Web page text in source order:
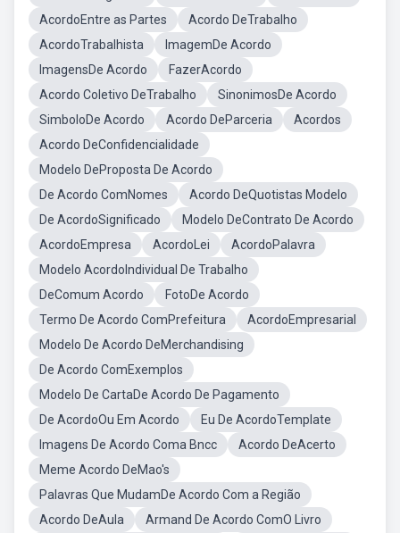
AcordoEntre as Partes
Acordo DeTrabalho
AcordoTrabalhista
ImagemDe Acordo
ImagensDe Acordo
FazerAcordo
Acordo Coletivo DeTrabalho
SinonimosDe Acordo
SimboloDe Acordo
Acordo DeParceria
Acordos
Acordo DeConfidencialidade
Modelo DeProposta De Acordo
De Acordo ComNomes
Acordo DeQuotistas Modelo
De AcordoSignificado
Modelo DeContrato De Acordo
AcordoEmpresa
AcordoLei
AcordoPalavra
Modelo AcordoIndividual De Trabalho
DeComum Acordo
FotoDe Acordo
Termo De Acordo ComPrefeitura
AcordoEmpresarial
Modelo De Acordo DeMerchandising
De Acordo ComExemplos
Modelo De CartaDe Acordo De Pagamento
De AcordoOu Em Acordo
Eu De AcordoTemplate
Imagens De Acordo Coma Bncc
Acordo DeAcerto
Meme Acordo DeMao's
Palavras Que MudamDe Acordo Com a Região
Acordo DeAula
Armand De Acordo ComO Livro